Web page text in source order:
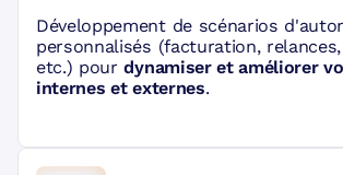
Développement de scénarios
personnalisés (facturation,
etc.) pourdynamiser et améliorer
internes et externes.